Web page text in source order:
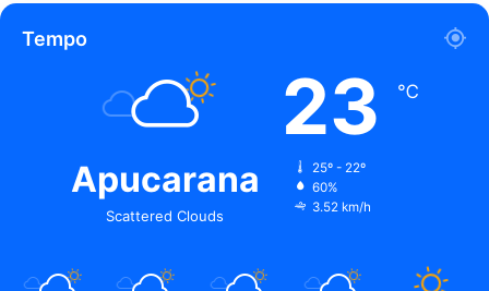
Tempo
Apucarana
Scattered Clouds
23 ℃
25º - 22º
60%
3.52 km/h